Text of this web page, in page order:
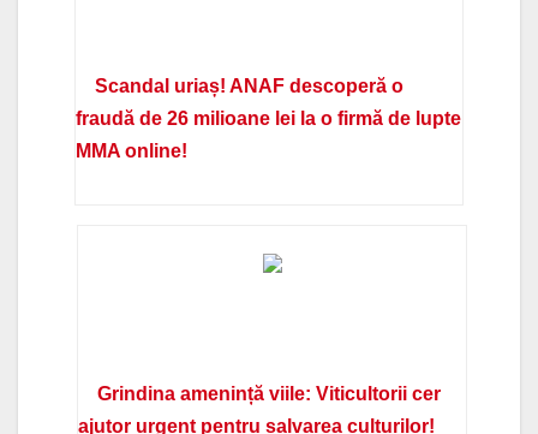
Scandal uriaș! ANAF descoperă o
fraudă de 26 milioane lei la o firmă de lupte
MMA online!
Grindina amenință viile: Viticultorii cer
ajutor urgent pentru salvarea culturilor!